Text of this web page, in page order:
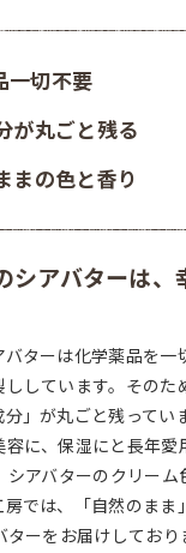
一切不要
が丸ごと残る
まの色と香り
シアバターは、
ターは化学薬品を一
しています。そのた
」が丸ごと残ってい
に、保湿にと長年愛
シアバターのクリー
では、「自然のまま
ーをお届けしており